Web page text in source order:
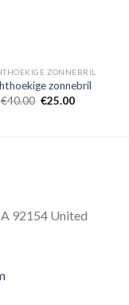
ZONNEBRIL
zonnebril
€40.00 €25.00
92154 United